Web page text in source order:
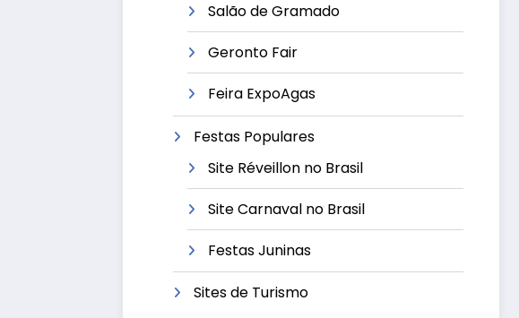
Salão de Gramado
Geronto Fair
Feira ExpoAgas
Festas Populares
Site Réveillon no Brasil
Site Carnaval no Brasil
Festas Juninas
Sites de Turismo